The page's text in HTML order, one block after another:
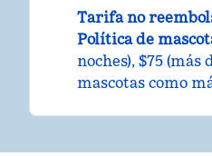
Tarifa no
Política de
noches), $75 (más
mascotas como